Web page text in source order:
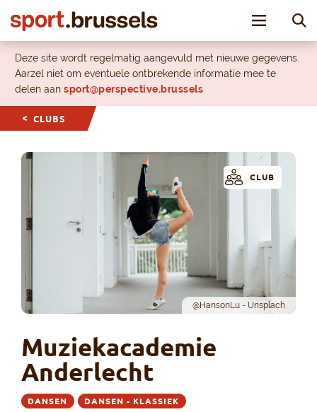
Toggle
Deze site wordt regelmatig aangevuld met nieuwe gegevens.
Aarzel niet om eventuele ontbrekende informatie mee te
delen aan sport@perspective.brussels
CLUBS
@HansonLu - Unsplach
CLUB
Muziekacademie
Anderlecht
DANSEN DANSEN - KLASSIEK